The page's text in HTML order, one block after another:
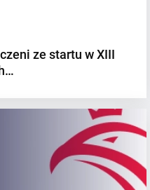
ze startu w XIII